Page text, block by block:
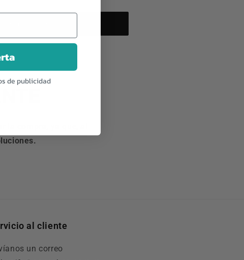
al cliente
un correo
de publicidad